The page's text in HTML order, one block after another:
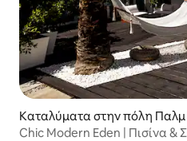
Καταλύματα στην πόλη Παλμ
Chic Modern Eden | Πισίνα &